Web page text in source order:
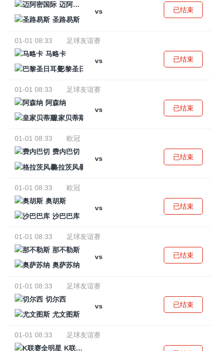
迈阿密国际
vs
圣路易斯
已结束
01-01 08:33
足球友谊赛
马略卡
vs
巴黎圣日耳曼
已结束
01-01 08:33
足球友谊赛
阿森纳
vs
皇家贝蒂斯
已结束
01-01 08:33
欧冠
费内巴切
vs
格拉茨风暴
已结束
01-01 08:33
欧冠
奥胡斯
vs
沙巴巴库
已结束
01-01 08:33
足球友谊赛
那不勒斯
vs
奥萨苏纳
已结束
01-01 08:33
足球友谊赛
切尔西
vs
尤文图斯
已结束
01-01 08:33
足球友谊赛
K联赛全明星